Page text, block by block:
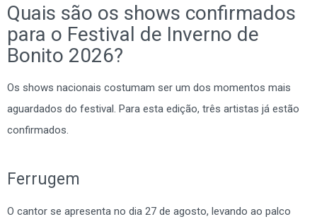
Quais são os shows confirmados
para o Festival de Inverno de
Bonito 2026?
Os shows nacionais costumam ser um dos momentos mais
aguardados do festival. Para esta edição, três artistas já estão
confirmados.
Ferrugem
O cantor se apresenta no dia 27 de agosto, levando ao palco